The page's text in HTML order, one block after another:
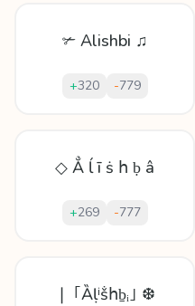
✃ Alishbi ♫
+320 -779
◇ Ẳ ĺ ī ṡ հ ḅ â
+269 -777
❘ ｢Ȁḷⁱṧհḇᵢ｣ ❆